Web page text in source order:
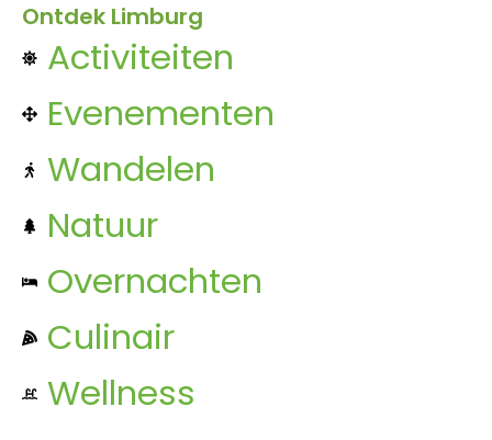
Ontdek Limburg
Activiteiten
Evenementen
Wandelen
Natuur
Overnachten
Culinair
Wellness